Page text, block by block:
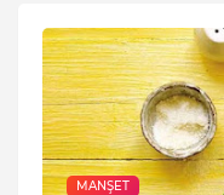
MANŞET